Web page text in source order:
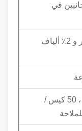
في
98٪ ألياف بوليستر و 2٪ ألياف
1 مجموعة / كيس ، 50 كيس /